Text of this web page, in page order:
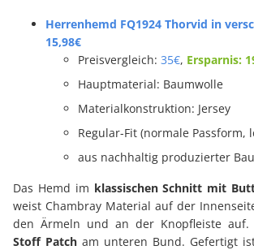
Herrenhemd FQ1924 Thorvid in
15,98€
Preisvergleich: 35€, Ersparnis:
Hauptmaterial: Baumwolle
Materialkonstruktion: Jersey
Regular-Fit (normale Passform,
aus nachhaltig produzierter
Das Hemd im klassischen Schnitt mit
weist Chambray Material auf der
den Ärmeln und an der Knopfleiste auf.
Stoff Patch am unteren Bund. Gefertigt